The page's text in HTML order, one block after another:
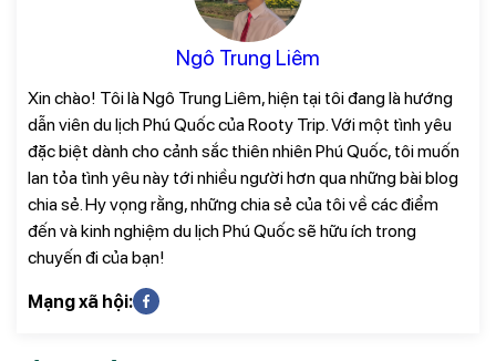
Ngô Trung Liêm
Xin chào! Tôi là Ngô Trung Liêm, hiện tại tôi đang là hướng
dẫn viên du lịch Phú Quốc của Rooty Trip. Với một tình yêu
đặc biệt dành cho cảnh sắc thiên nhiên Phú Quốc, tôi muốn
lan tỏa tình yêu này tới nhiều người hơn qua những bài blog
chia sẻ. Hy vọng rằng, những chia sẻ của tôi về các điểm
đến và kinh nghiệm du lịch Phú Quốc sẽ hữu ích trong
chuyến đi của bạn!
Mạng xã hội: